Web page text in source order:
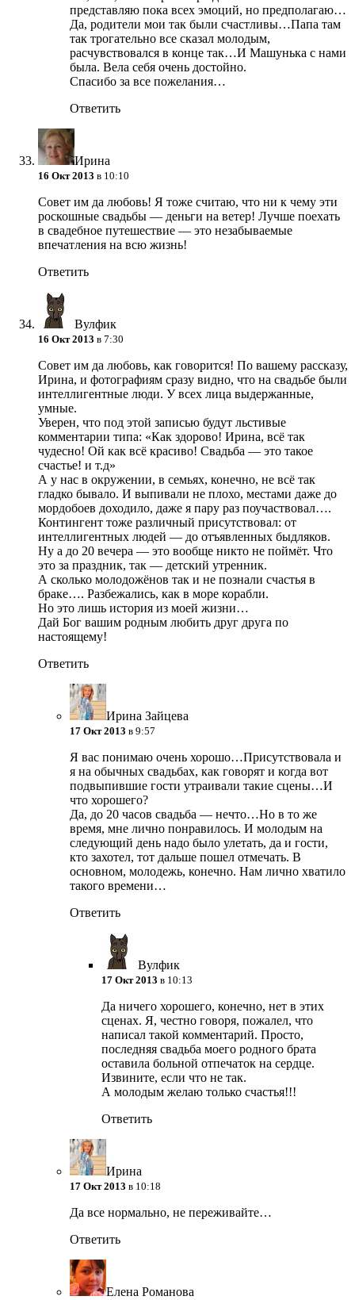
представляю пока всех эмоций, но предполагаю…
Да, родители мои так были счастливы…Папа там
так трогательно все сказал молодым,
расчувствовался в конце так…И Машунька с нами
была. Вела себя очень достойно.
Спасибо за все пожелания…
Ответить
Ирина
16 Окт 2013 в 10:10
Совет им да любовь! Я тоже считаю, что ни к чему эти
роскошные свадьбы — деньги на ветер! Лучше поехать
в свадебное путешествие — это незабываемые
впечатления на всю жизнь!
Ответить
Вулфик
16 Окт 2013 в 7:30
Совет им да любовь, как говорится! По вашему рассказу,
Ирина, и фотографиям сразу видно, что на свадьбе были
интеллигентные люди. У всех лица выдержанные,
умные.
Уверен, что под этой записью будут льстивые
комментарии типа: «Как здорово! Ирина, всё так
чудесно! Ой как всё красиво! Свадьба — это такое
счастье! и т.д»
А у нас в окружении, в семьях, конечно, не всё так
гладко бывало. И выпивали не плохо, местами даже до
мордобоев доходило, даже я пару раз поучаствовал….
Контингент тоже различный присутствовал: от
интеллигентных людей — до отъявленных быдляков.
Ну а до 20 вечера — это вообще никто не поймёт. Что
это за праздник, так — детский утренник.
А сколько молодожёнов так и не познали счастья в
браке…. Разбежались, как в море корабли.
Но это лишь история из моей жизни…
Дай Бог вашим родным любить друг друга по
настоящему!
Ответить
Ирина Зайцева
17 Окт 2013 в 9:57
Я вас понимаю очень хорошо…Присутствовала и
я на обычных свадьбах, как говорят и когда вот
подвыпившие гости утраивали такие сцены…И
что хорошего?
Да, до 20 часов свадьба — нечто…Но в то же
время, мне лично понравилось. И молодым на
следующий день надо было улетать, да и гости,
кто захотел, тот дальше пошел отмечать. В
основном, молодежь, конечно. Нам лично хватило
такого времени…
Ответить
Вулфик
17 Окт 2013 в 10:13
Да ничего хорошего, конечно, нет в этих
сценах. Я, честно говоря, пожалел, что
написал такой комментарий. Просто,
последняя свадьба моего родного брата
оставила больной отпечаток на сердце.
Извините, если что не так.
А молодым желаю только счастья!!!
Ответить
Ирина
17 Окт 2013 в 10:18
Да все нормально, не переживайте…
Ответить
Елена Романова